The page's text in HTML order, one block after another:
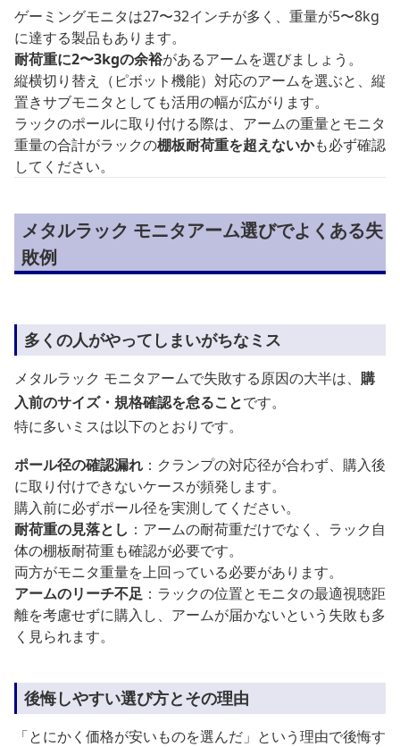
ゲーミングモニタは27〜32インチが多く、重量が5〜8kg
に達する製品もあります。
耐荷重に2〜3kgの余裕があるアームを選びましょう。
縦横切り替え（ピボット機能）対応のアームを選ぶと、縦
置きサブモニタとしても活用の幅が広がります。
ラックのポールに取り付ける際は、アームの重量とモニタ
重量の合計がラックの棚板耐荷重を超えないかも必ず確認
してください。
メタルラック モニタアーム選びでよくある失
敗例
多くの人がやってしまいがちなミス
メタルラック モニタアームで失敗する原因の大半は、 購
入前のサイズ・規格確認を怠ることです。
特に多いミスは以下のとおりです。
ポール径の確認漏れ ：クランプの対応径が合わず、購入後
に取り付けできないケースが頻発します。
購入前に必ずポール径を実測してください。
耐荷重の見落とし ：アームの耐荷重だけでなく、ラック自
体の棚板耐荷重も確認が必要です。
両方がモニタ重量を上回っている必要があります。
アームのリーチ不足 ：ラックの位置とモニタの最適視聴距
離を考慮せずに購入し、アームが届かないという失敗も多
く見られます。
後悔しやすい選び方とその理由
「とにかく価格が安いものを選んだ」という理由で後悔す